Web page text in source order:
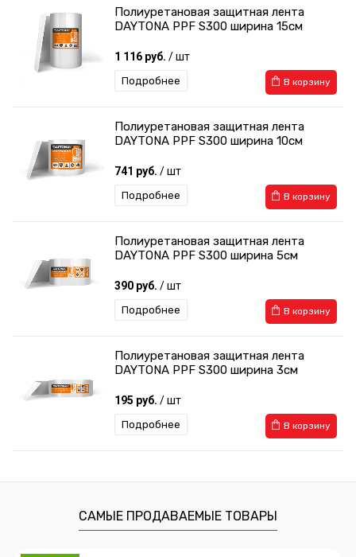
Полиуретановая защитная лента
DAYTONA PPF S300 ширина 15см
1 116 руб. / шт
В корзину
Подробнее
Полиуретановая защитная лента
DAYTONA PPF S300 ширина 10см
741 руб. / шт
В корзину
Подробнее
Полиуретановая защитная лента
DAYTONA PPF S300 ширина 5см
390 руб. / шт
В корзину
Подробнее
Полиуретановая защитная лента
DAYTONA PPF S300 ширина 3см
195 руб. / шт
В корзину
Подробнее
полиуретан DAYTONA PPF H300
834 руб./ шт
САМЫЕ ПРОДАВАЕМЫЕ ТОВАРЫ